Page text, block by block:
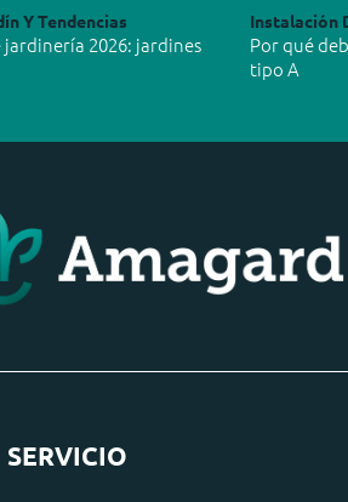
Y Tendencias
jardinería 2026: jardines
Instalación
Por qué
tipo A
SERVICIO